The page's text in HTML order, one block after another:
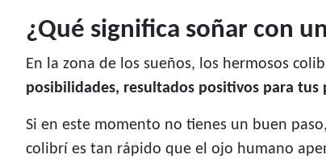
¿Qué significa soñar con
En la zona de los sueños, los hermosos
posibilidades, resultados positivos para
Si en este momento no tienes un buen
colibrí es tan rápido que el ojo humano